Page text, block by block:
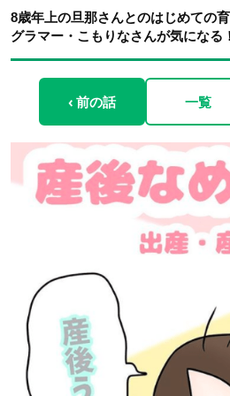
8歳年上の旦那さんとのはじめての
グラマー・こもりなさんが気になる！
‹ 前の話 一覧